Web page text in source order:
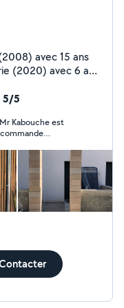
avec 15 ans
(2020) avec 6 ans
placo, pose
parquet) -
: WC, lavabo,
radiateur, ballons
tarifs raisonnables.
5/5
Kabouche est